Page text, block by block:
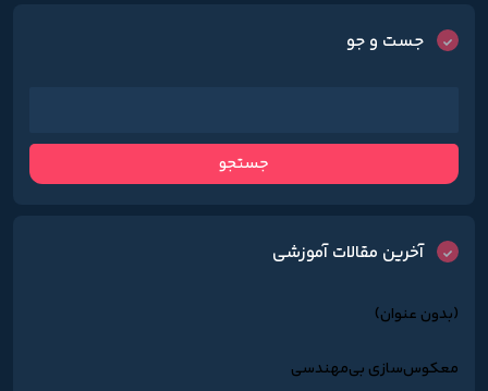
جست و جو
آخرین مقالات آموزشی
(بدون عنوان)
معکوس‌سازی بی‌مهندسی